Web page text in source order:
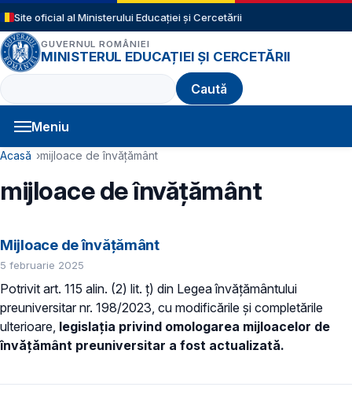
Sari la conținutul principal
Site oficial al Ministerului Educației și Cercetării
GUVERNUL ROMÂNIEI
MINISTERUL EDUCAȚIEI ȘI CERCETĂRII
Caută
Meniu
Navigație principală
Cale de navigare
Acasă mijloace de învățământ
mijloace de învățământ
Mijloace de învățământ
5 februarie 2025
Potrivit art. 115 alin. (2) lit. ț) din Legea învățământului
preuniversitar nr. 198/2023, cu modificările și completările
ulterioare, legislația privind omologarea mijloacelor de
învățământ preuniversitar a fost actualizată.